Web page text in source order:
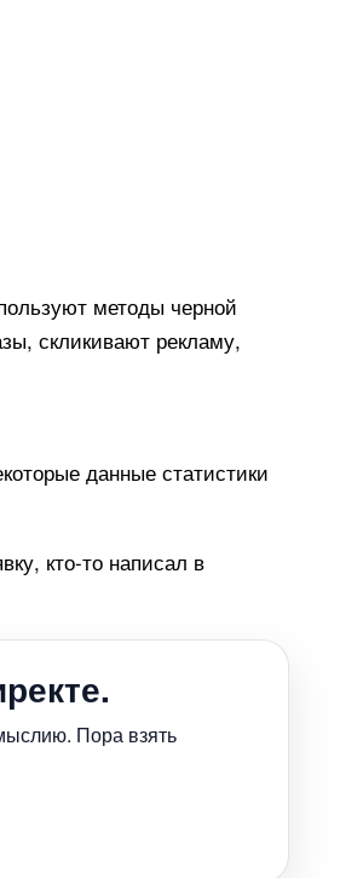
методы черной
скликивают рекламу,
данные статистики
кто-то написал
Пора взять